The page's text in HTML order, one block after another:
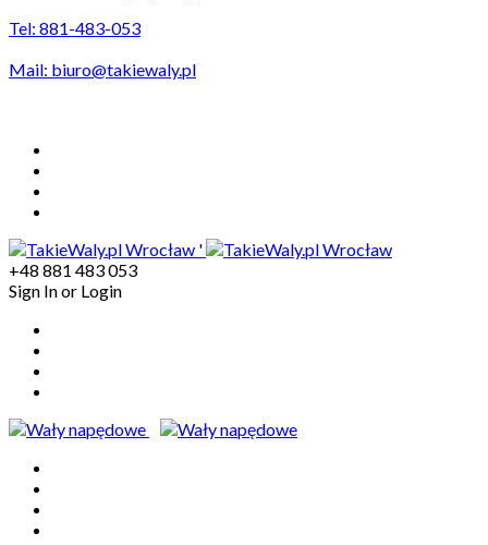
Tel: 881-483-053
Mail: biuro@takiewaly.pl
'
+48 881 483 053
Sign Inor Login